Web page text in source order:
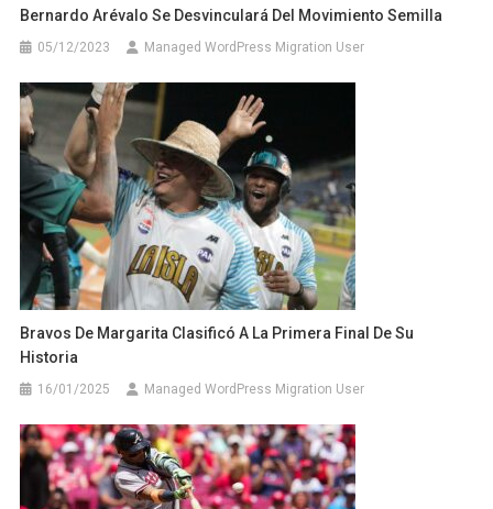
Bernardo Arévalo Se Desvinculará Del Movimiento Semilla
05/12/2023 Managed WordPress Migration User
Bravos De Margarita Clasificó A La Primera Final De Su
Historia
16/01/2025 Managed WordPress Migration User